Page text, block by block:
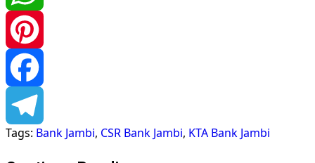
WhatsApp
Pinterest
Facebook
Telegram
Tags: Bank Jambi, CSR Bank Jambi, KTA Bank Jambi